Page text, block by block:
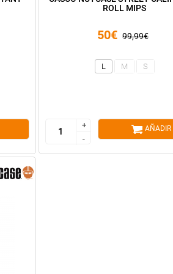
ROLL MIPS
50€ 99,99€
L M S
+
-
+
-
AÑADIR